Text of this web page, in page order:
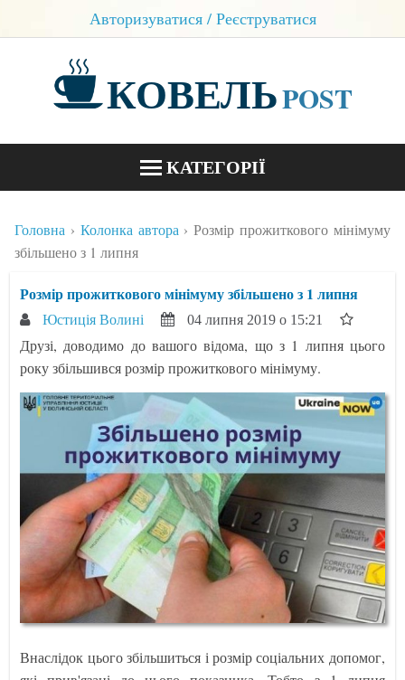
Авторизуватися / Реєструватися
КОВЕЛЬPOST
КАТЕГОРІЇ
КОНТАКТИ
Головна Колонка автора
Розмір прожиткового мінімуму
збільшено з 1 липня
Розмір прожиткового мінімуму збільшено з 1 липня
Юстиція Волині 04 липня 2019 о 15:21
Друзі, доводимо до вашого відома, що з 1 липня цього
року збільшився розмір прожиткового мінімуму.
Внаслідок цього збільшиться і розмір соціальних допомог,